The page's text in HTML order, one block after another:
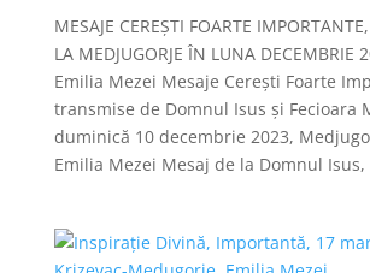
MESAJE CEREȘTI FOARTE
LA MEDJUGORJE ÎN LUNA DECEMBRIE
Emilia Mezei Mesaje Cerești Foarte
transmise de Domnul Isus și Fecioara
duminică 10 decembrie 2023,
Emilia Mezei Mesaj de la Domnul